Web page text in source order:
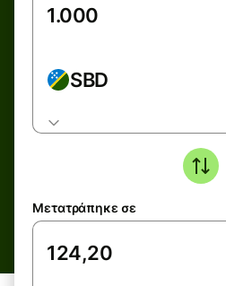
SBD
Μετατράπηκε σε